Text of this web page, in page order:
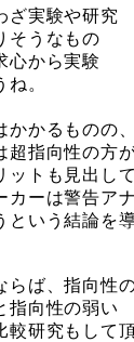
ざ実験や研究
そうなもの
心から実験
。
かるものの、
超指向性の方
ットも見出して
カーは警告ア
という結論を
らば、指向性
指向性の弱い
較研究もして